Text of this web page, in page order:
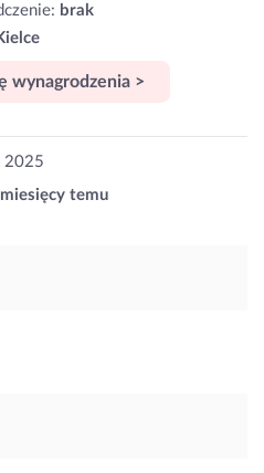
brak
wynagrodzenia >
2025
temu